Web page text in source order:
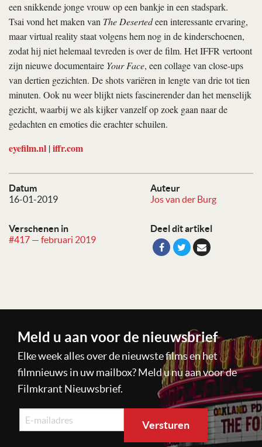
Datum
16-01-2019
Auteur
Jos van der Burg
Verschenen in
#417 — februari 2019
Deel dit artikel
een snikkende jonge vrouw op een bankje in een stadspark.
Tsai vond het maken van The Desertedeen interessante ervaring,
maar virtual reality staat volgens hem nog in de kinderschoenen,
zodat hij niet helemaal tevreden is over de film. Het IFFR vertoont
zijn nieuwe documentaire Your Face, een collage van close-ups
van dertien gezichten. De shots variëren in lengte van drie tot tien
minuten. Ook nu weer blijkt niets fascinerender dan het menselijk
gezicht, waarbij we als kijker vanzelf op zoek gaan naar de
gedachten en emoties die erachter schuilen.
eyefilm.nl |iffr.com
Meld u aan voor de nieuwsbrief
Elke week alles over de nieuwste films en het
filmnieuws in uw mailbox? Meld u nu aan voor de
Filmkrant Nieuwsbrief.